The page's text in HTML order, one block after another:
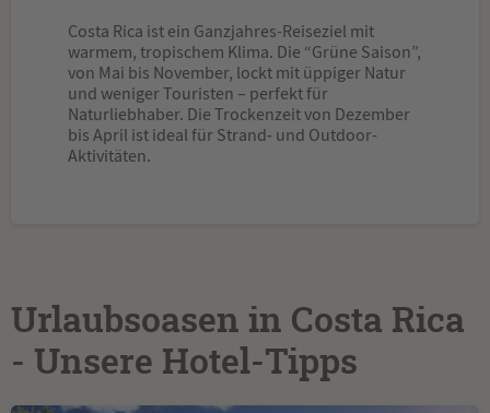
Costa Rica ist ein Ganzjahres-Reiseziel mit
warmem, tropischem Klima. Die “Grüne Saison”,
von Mai bis November, lockt mit üppiger Natur
und weniger Touristen – perfekt für
Naturliebhaber. Die Trockenzeit von Dezember
bis April ist ideal für Strand- und Outdoor-
Aktivitäten.
Urlaubsoasen in Costa Rica
- Unsere Hotel-Tipps